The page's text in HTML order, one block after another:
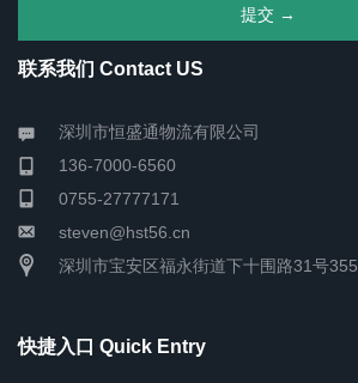
联系我们 Contact US
深圳市恒盛通物流有限公司
136-7000-6560
0755-27777171
steven@hst56.cn
深圳市宝安区福永街道下十围路31号355
快捷入口 Quick Entry